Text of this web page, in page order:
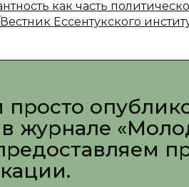
как часть
Вестник Ессентукского
журнале